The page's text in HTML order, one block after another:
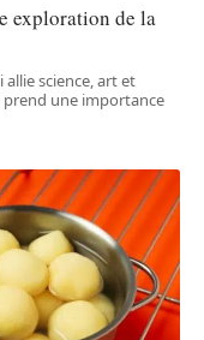
exploration de la
science, art et
prend une importance